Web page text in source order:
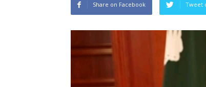
Share on Facebook Tweet